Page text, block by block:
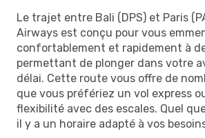
Le trajet entre Bali (DPS) et Paris
Airways est conçu pour vous
confortablement et rapidement à
permettant de plonger dans votre
délai. Cette route vous offre de
que vous préfériez un vol express
flexibilité avec des escales. Quel
il y a un horaire adapté à vos